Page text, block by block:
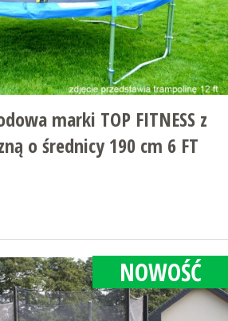
marki TOP FITNESS z
o średnicy 190 cm 6 FT
NOWOŚĆ